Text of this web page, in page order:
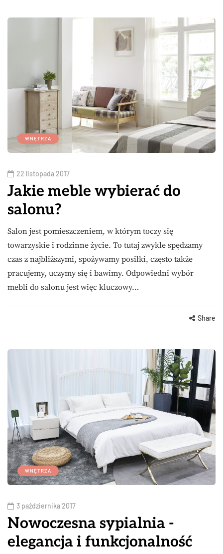
WNĘTRZA
22 listopada 2017
Jakie meble wybierać do
salonu?
Salon jest pomieszczeniem, w którym toczy się
towarzyskie i rodzinne życie. To tutaj zwykle spędzamy
czas z najbliższymi, spożywamy posiłki, często także
pracujemy, uczymy się i bawimy. Odpowiedni wybór
mebli do salonu jest więc kluczowy…
Share
WNĘTRZA
3 października 2017
Nowoczesna sypialnia -
elegancja i funkcjonalność